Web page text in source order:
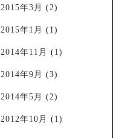
2015年3月 (2)
2015年1月 (1)
2014年11月 (1)
2014年9月 (3)
2014年5月 (2)
2012年10月 (1)